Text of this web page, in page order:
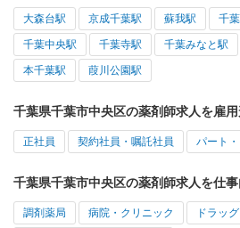
大森台駅 京成千葉駅 蘇我駅 千
千葉中央駅 千葉寺駅 千葉みなと駅
本千葉駅 葭川公園駅
千葉県千葉市中央区の薬剤師求人を雇
正社員 契約社員・嘱託社員 パート
千葉県千葉市中央区の薬剤師求人を仕
調剤薬局 病院・クリニック ドラッ